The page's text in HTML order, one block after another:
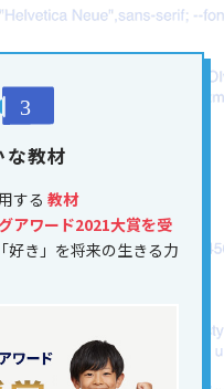
教材
する 教材
アワード2021大賞を受
好き」を将来の生きる力